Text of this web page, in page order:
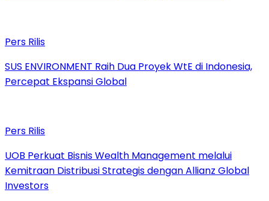
Pers Rilis
SUS ENVIRONMENT Raih Dua Proyek WtE di Indonesia,
Percepat Ekspansi Global
Pers Rilis
UOB Perkuat Bisnis Wealth Management melalui
Kemitraan Distribusi Strategis dengan Allianz Global
Investors